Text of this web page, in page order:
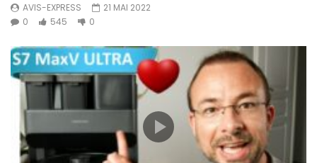
AVIS-EXPRESS
21 MAI 2022
0
545 0